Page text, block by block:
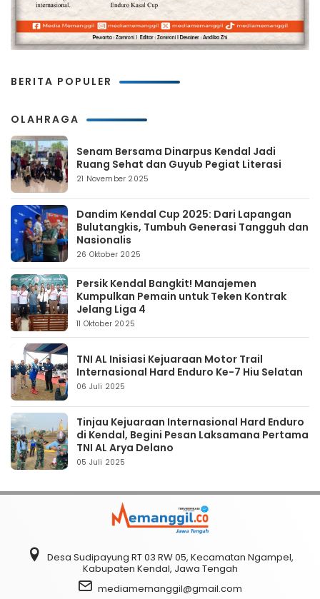
BERITA POPULER
OLAHRAGA
Senam Bersama Dinarpus Kendal Jadi
Ruang Sehat dan Guyub Pegiat Literasi
21 November 2025
Dandim Kendal Cup 2025: Dari Lapangan
Bulutangkis, Tumbuh Generasi Tangguh dan
Nasionalis
26 Oktober 2025
Persik Kendal Bangkit! Manajemen
Kumpulkan Pemain untuk Teken Kontrak
Jelang Liga 4
11 Oktober 2025
TNI AL Inisiasi Kejuaraan Motor Trail
Internasional Hard Enduro Ke-7 Hiu Selatan
06 Juli 2025
Tinjau Kejuaraan Internasional Hard Enduro
di Kendal, Begini Pesan Laksamana Pertama
TNI AL Arya Delano
05 Juli 2025
Desa Sudipayung RT 03 RW 05, Kecamatan Ngampel,
Kabupaten Kendal, Jawa Tengah
mediamemanggil@gmail.com